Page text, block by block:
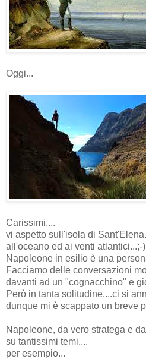
Oggi...
Carissimi....
vi aspetto sull'isola di
all'oceano ed ai venti atlantici...;-)
Napoleone in esilio è una
Facciamo delle conversazioni
davanti ad un "cognacchino" e
Però in tanta solitudine....ci si
dunque mi è scappato un breve
Napoleone, da vero stratega e
su tantissimi temi....
per esempio...